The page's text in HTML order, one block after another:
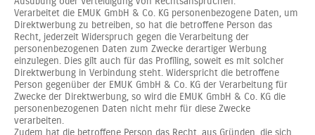
Verarbeitet die EMUK GmbH & Co. KG personenbezogene Daten, um
Direktwerbung zu betreiben, so hat die betroffene Person das
Recht, jederzeit Widerspruch gegen die Verarbeitung der
personenbezogenen Daten zum Zwecke derartiger Werbung
einzulegen. Dies gilt auch für das Profiling, soweit es mit solcher
Direktwerbung in Verbindung steht. Widerspricht die betroffene
Person gegenüber der EMUK GmbH & Co. KG der Verarbeitung für
Zwecke der Direktwerbung, so wird die EMUK GmbH & Co. KG die
personenbezogenen Daten nicht mehr für diese Zwecke
verarbeiten.
Zudem hat die betroffene Person das Recht, aus Gründen, die sich